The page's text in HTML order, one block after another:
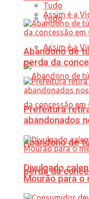
Tudo
Assim é a
Abandono de
perda da
Tudo
Assim é a
Abandono de
perda da
Prefeitura
abandonados
Divulgado
Mourão para